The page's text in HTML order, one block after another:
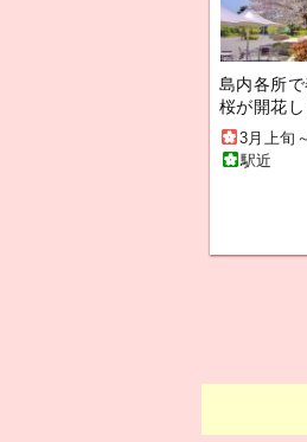
島内各所
桜が開花
3月上旬
駅近